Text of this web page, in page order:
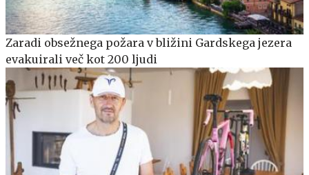
Zaradi obsežnega požara v bližini Gardskega jezera
evakuirali več kot 200 ljudi